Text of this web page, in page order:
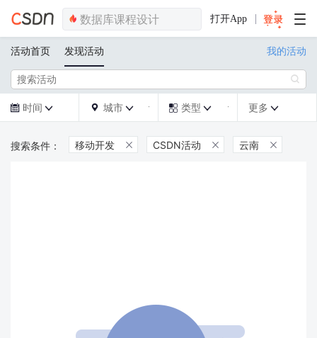
打开App
活动首页 发现活动 我的活动

 时间   城市   类型  更多 
移动开发  CSDN活动  云南 